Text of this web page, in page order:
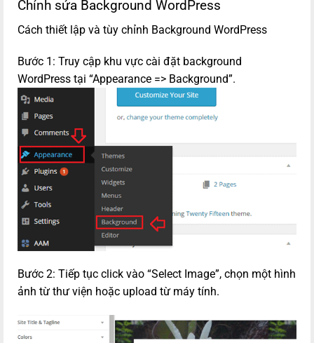
Chỉnh sửa Background WordPress
Cách thiết lập và tùy chỉnh Background WordPress
Bước 1: Truy cập khu vực cài đặt background
WordPress tại “Appearance => Background”.
Bước 2: Tiếp tục click vào “Select Image”, chọn một hình
ảnh từ thư viện hoặc upload từ máy tính.